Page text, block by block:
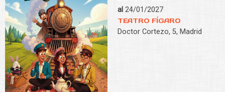
al 24/01/2027
TEATRO FÍGARO
Doctor Cortezo, 5, Madrid